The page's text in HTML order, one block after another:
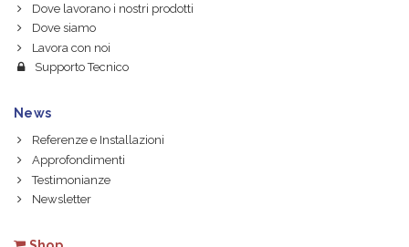
Dove lavorano i nostri prodotti
Dove siamo
Lavora con noi
Supporto Tecnico
News
Referenze e Installazioni
Approfondimenti
Testimonianze
Newsletter